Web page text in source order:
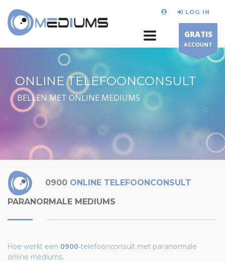
LOG IN
GRATIS
ACCOUNT
ONLINE TELEFOONCONSULT
BELLEN MET ONLINE MEDIUMS
0900 ONLINE TELEFOONCONSULT
PARANORMALE MEDIUMS
Hoe werkt een 0900-telefoonconsult met paranormale
online mediums.